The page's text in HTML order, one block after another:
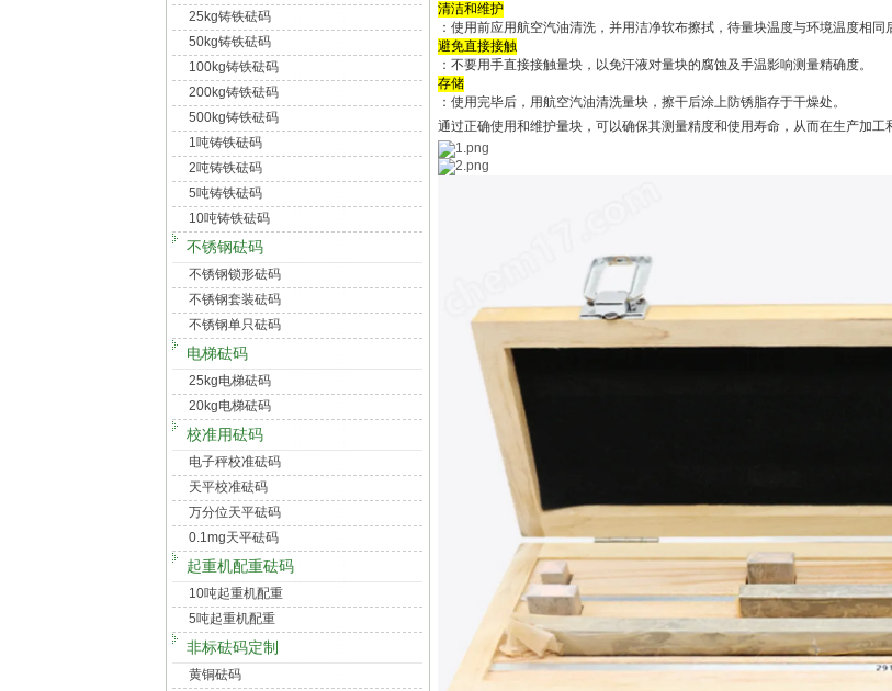
25kg铸铁砝码
50kg铸铁砝码
100kg铸铁砝码
200kg铸铁砝码
500kg铸铁砝码
1吨铸铁砝码
2吨铸铁砝码
5吨铸铁砝码
10吨铸铁砝码
不锈钢砝码
不锈钢锁形砝码
不锈钢套装砝码
不锈钢单只砝码
电梯砝码
25kg电梯砝码
20kg电梯砝码
校准用砝码
电子秤校准砝码
天平校准砝码
万分位天平砝码
0.1mg天平砝码
起重机配重砝码
10吨起重机配重
5吨起重机配重
非标砝码定制
黄铜砝码
清洁和维护
：使用前应用航空汽油清洗，并用洁净软布擦拭，待量块温度与环境温度相同
避免直接接触
：不要用手直接接触量块，以免汗液对量块的腐蚀及手温影响测量精确度。
存储
：使用完毕后，用航空汽油清洗量块，擦干后涂上防锈脂存于干燥处。
通过正确使用和维护量块，可以确保其测量精度和使用寿命，从而在生产加工